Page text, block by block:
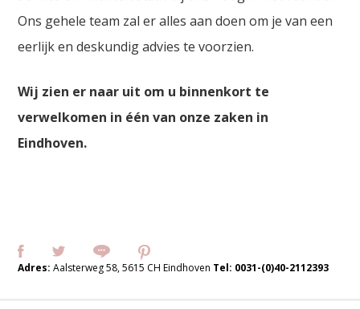
Ons gehele team zal er alles aan doen om je van een
eerlijk en deskundig advies te voorzien.
Wij zien er naar uit om u binnenkort te
verwelkomen in één van onze zaken in
Eindhoven.
Adres:Aalsterweg 58, 5615 CH Eindhoven Tel: 0031-(0)40-2112393